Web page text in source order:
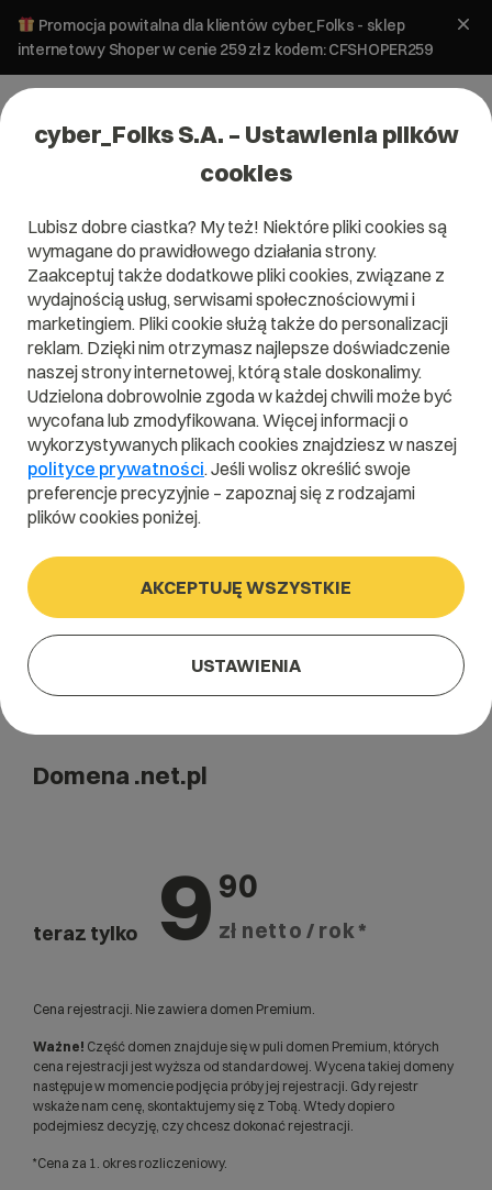
Promocja powitalna dla klientów cyber_Folks - sklep
internetowy Shoper w cenie 259 zł z kodem: CFSHOPER259
Domena .net.pl
Domena .net.pl
.net.pl
Szukaj
Domena .net.pl
teraz tylko 9 90
zł netto / rok *
Cena rejestracji. Nie zawiera domen Premium.
Ważne! Część domen znajduje się w puli domen Premium, których
cena rejestracji jest wyższa od standardowej. Wycena takiej domeny
następuje w momencie podjęcia próby jej rejestracji. Gdy rejestr
wskaże nam cenę, skontaktujemy się z Tobą. Wtedy dopiero
podejmiesz decyzję, czy chcesz dokonać rejestracji.
*Cena za 1. okres rozliczeniowy.
cyber_Folks S.A. – Ustawienia plików
cookies
Lubisz dobre ciastka? My też! Niektóre pliki cookies są
wymagane do prawidłowego działania strony.
Zaakceptuj także dodatkowe pliki cookies, związane z
wydajnością usług, serwisami społecznościowymi i
marketingiem. Pliki cookie służą także do personalizacji
reklam. Dzięki nim otrzymasz najlepsze doświadczenie
naszej strony internetowej, którą stale doskonalimy.
Udzielona dobrowolnie zgoda w każdej chwili może być
wycofana lub zmodyfikowana. Więcej informacji o
wykorzystywanych plikach cookies znajdziesz w naszej
polityce prywatności. Jeśli wolisz określić swoje
preferencje precyzyjnie – zapoznaj się z rodzajami
plików cookies poniżej.
AKCEPTUJĘ WSZYSTKIE
USTAWIENIA